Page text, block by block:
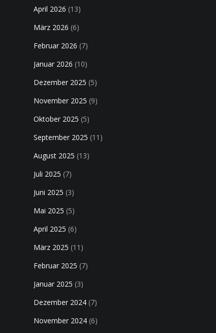
April 2026 (13)
März 2026 (6)
Februar 2026 (7)
Januar 2026 (10)
Dezember 2025 (5)
November 2025 (9)
Oktober 2025 (5)
September 2025 (11)
August 2025 (13)
Juli 2025 (7)
Juni 2025 (3)
Mai 2025 (5)
April 2025 (6)
März 2025 (11)
Februar 2025 (7)
Januar 2025 (3)
Dezember 2024(7)
November 2024(6)